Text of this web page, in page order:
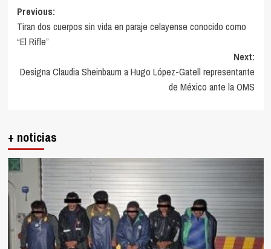
Post
navigation
Previous:
Tiran dos cuerpos sin vida en paraje celayense conocido como
“El Rifle”
Next:
Designa Claudia Sheinbaum a Hugo López-Gatell representante
de México ante la OMS
+ noticias